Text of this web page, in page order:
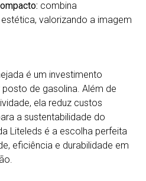
combina
valorizando a imagem
é um investimento
de gasolina. Além de
ela reduz custos
a sustentabilidade do
Liteleds é a escolha perfeita
eficiência e durabilidade em